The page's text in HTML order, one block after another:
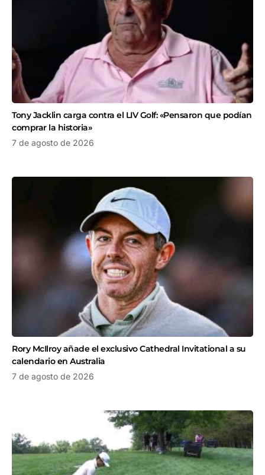
Tony Jacklin carga contra el LIV Golf: «Pensaron que podían
comprar la historia»
7 de agosto de 2026
Rory McIlroy añade el exclusivo Cathedral Invitational a su
calendario en Australia
7 de agosto de 2026